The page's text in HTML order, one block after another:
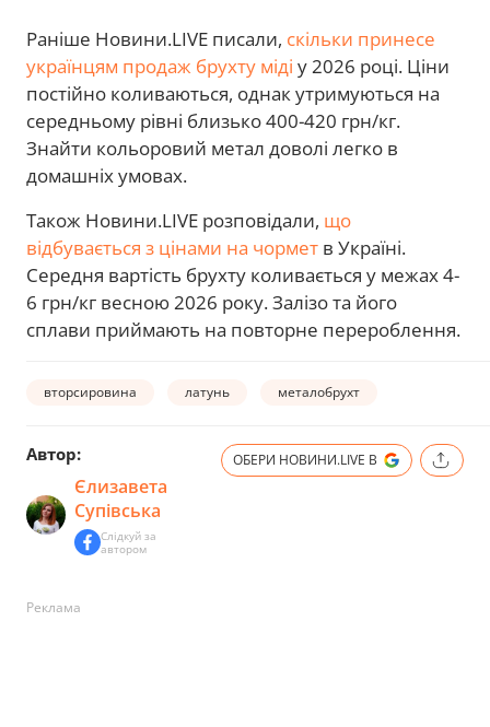
Раніше Новини.LIVE писали, скільки принесе
українцям продаж брухту міді у 2026 році. Ціни
постійно коливаються, однак утримуються на
середньому рівні близько 400-420 грн/кг.
Знайти кольоровий метал доволі легко в
домашніх умовах.
Також Новини.LIVE розповідали, що
відбувається з цінами на чормет в Україні.
Середня вартість брухту коливається у межах 4-
6 грн/кг весною 2026 року. Залізо та його
сплави приймають на повторне перероблення.
вторсировина латунь металобрухт
Автор:
Єлизавета
Супівська
Слідкуй за
автором
ОБЕРИ НОВИНИ.LIVE В
Реклама